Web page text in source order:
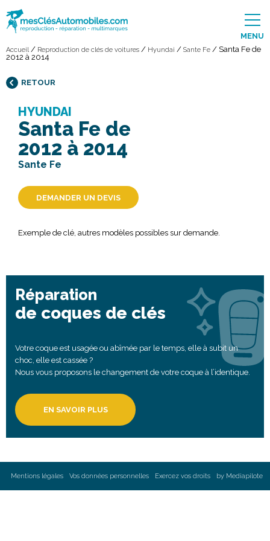
MENU
Accueil / Reproduction de clés de voitures / Hyundai / Sante Fe / Santa Fe de
2012 à 2014
RETOUR
HYUNDAI
Santa Fe de
2012 à 2014
Sante Fe
DEMANDER UN DEVIS
Exemple de clé, autres modèles possibles sur demande.
Réparation
de coques de clés
Votre coque est usagée ou abîmée par le temps, elle à subit un
choc, elle est cassée ?
Nous vous proposons le changement de votre coque à l’identique.
EN SAVOIR PLUS
Mentions légales Vos données personnelles Exercez vos droits by Mediapilote